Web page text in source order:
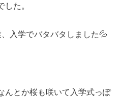
た。
入学でバタバタしました💦
んとか桜も咲いて入学式っぽ